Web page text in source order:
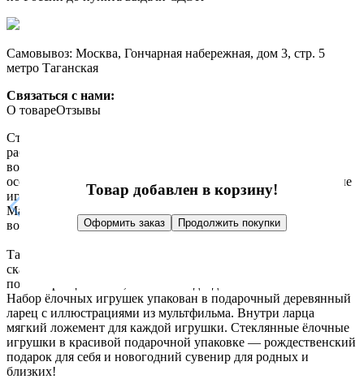
Самовывоз: Москва, Гончарная набережная, дом 3, стр. 5
метро Таганская
Связаться с нами:
О товареОтзывы
Стеклянные ёлочные игрушки в наборе «Умка». Ручная
работа, Польша, коллекция Atlas Art. В коллекцию Atlas Art
вошли абсолютные «любимчики» — самые популярные и
особенно полюбившиеся за последние несколько лет ёлочные
игрушки: Девочка с апельсинами, Девочка с лопаткой,
Мальчик с ёлкой, Мышки в рукавичках, Король мышей, По
воду, Белка с балалайкой, Ёжик с клубникой.
Так же в коллекцию Atlas Art вошли новинки — фигурки
сказочных героев из мультфильмов: Чебурашка, Мужчина в
полном расцвете сил, Маша и Медведь.
Набор ёлочных игрушек упакован в подарочный деревянный
ларец с иллюстрациями из мультфильма. Внутри ларца
мягкий ложемент для каждой игрушки. Стеклянные ёлочные
игрушки в красивой подарочной упаковке — рождественский
подарок для себя и новогодний сувенир для родных и
близких!
Товар добавлен в корзину!
Оформить заказ Продолжить покупки